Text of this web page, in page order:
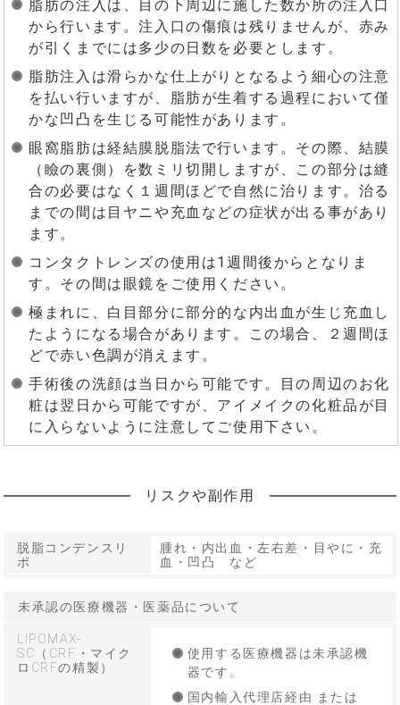
脂肪の注入は、目の下周辺に施した数か所の注入口
から行います。注入口の傷痕は残りませんが、赤み
が引くまでには多少の日数を必要とします。
脂肪注入は滑らかな仕上がりとなるよう細心の注意
を払い行いますが、脂肪が生着する過程において僅
かな凹凸を生じる可能性があります。
眼窩脂肪は経結膜脱脂法で行います。その際、結膜
（瞼の裏側）を数ミリ切開しますが、この部分は縫
合の必要はなく１週間ほどで自然に治ります。治る
までの間は目ヤニや充血などの症状が出る事があり
ます。
コンタクトレンズの使用は1週間後からとなりま
す。その間は眼鏡をご使用ください。
極まれに、白目部分に部分的な内出血が生じ充血し
たようになる場合があります。この場合、２週間ほ
どで赤い色調が消えます。
手術後の洗顔は当日から可能です。目の周辺のお化
粧は翌日から可能ですが、アイメイクの化粧品が目
に入らないように注意してご使用下さい。
リスクや副作用
脱脂コンデンスリ
ポ
腫れ・内出血・左右差・目やに・充
血・凹凸 など
未承認の医療機器・医薬品について
LIPOMAX-
SC（CRF・マイク
ロCRFの精製）
使用する医療機器は未承認機
器です。
国内輸入代理店経由 または